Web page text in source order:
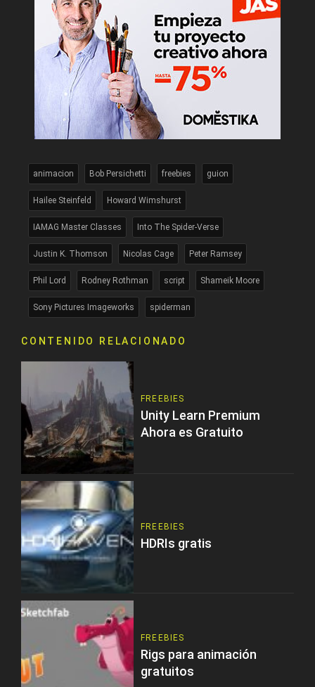
animacion Bob Persichetti freebies guion
Hailee Steinfeld Howard Wimshurst
IAMAG Master Classes Into The Spider-Verse
Justin K. Thomson Nicolas Cage Peter Ramsey
Phil Lord Rodney Rothman script Shameik Moore
Sony Pictures Imageworks spiderman
CONTENIDO RELACIONADO
FREEBIES
Unity Learn Premium
Ahora es Gratuito
FREEBIES
HDRIs gratis
FREEBIES
Rigs para animación
gratuitos